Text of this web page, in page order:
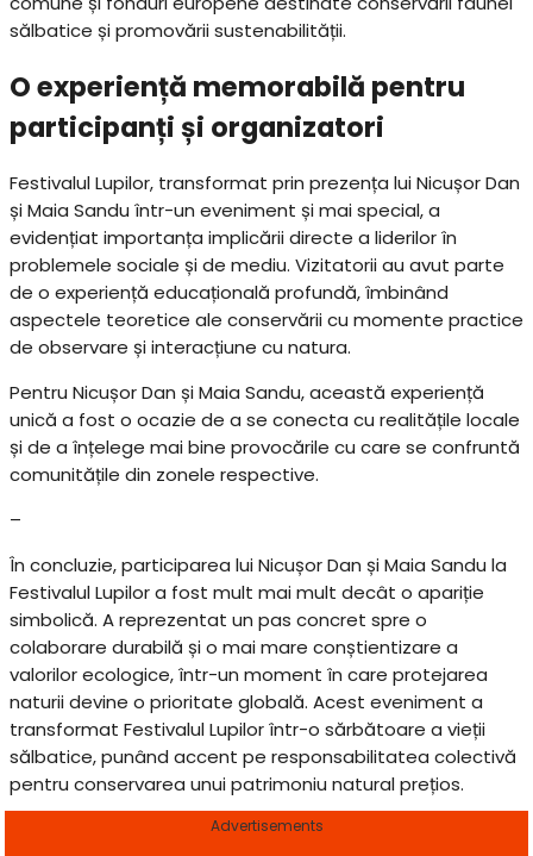
sălbatice și promovării sustenabilității.
O experiență memorabilă pentru
participanți și organizatori
Festivalul Lupilor, transformat prin prezența lui Nicușor Dan
și Maia Sandu într-un eveniment și mai special, a
evidențiat importanța implicării directe a liderilor în
problemele sociale și de mediu. Vizitatorii au avut parte
de o experiență educațională profundă, îmbinând
aspectele teoretice ale conservării cu momente practice
de observare și interacțiune cu natura.
Pentru Nicușor Dan și Maia Sandu, această experiență
unică a fost o ocazie de a se conecta cu realitățile locale
și de a înțelege mai bine provocările cu care se confruntă
comunitățile din zonele respective.
–
În concluzie, participarea lui Nicușor Dan și Maia Sandu la
Festivalul Lupilor a fost mult mai mult decât o apariție
simbolică. A reprezentat un pas concret spre o
colaborare durabilă și o mai mare conștientizare a
valorilor ecologice, într-un moment în care protejarea
naturii devine o prioritate globală. Acest eveniment a
transformat Festivalul Lupilor într-o sărbătoare a vieții
sălbatice, punând accent pe responsabilitatea colectivă
pentru conservarea unui patrimoniu natural prețios.
Advertisements